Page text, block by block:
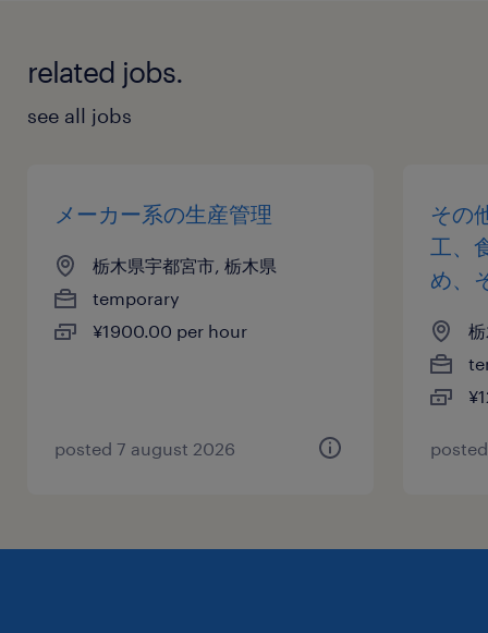
related jobs.
see all jobs
メーカー系の生産管理
栃木県宇都宮市, 栃木県
temporary
¥1900.00 per hour
posted 7 august 2026
その
工、
め、